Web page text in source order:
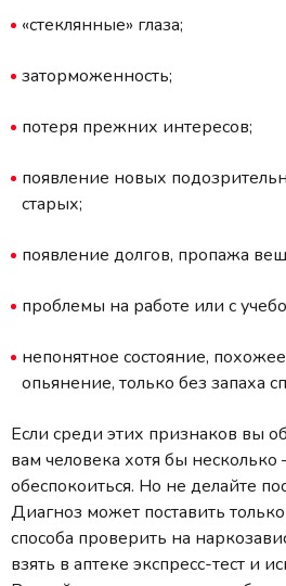
«стеклянные» глаза;
заторможенность;
потеря прежних интересов;
появление новых
старых;
появление долгов, пропажа
проблемы на работе или с
непонятное состояние,
опьянение, только без запаха
Если среди этих признаков вы
вам человека хотя бы несколько
обеспокоиться. Но не делайте
Диагноз может поставить
способа проверить на
взять в аптеке экспресс-тест и